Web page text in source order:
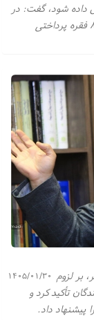
داده شود، گفت: در
مورد بسته حمایتی ۷۰۰ همتی برای صنعتگران حدود ۸۵ فقره پرداختی
۱۴۰۵/۰۱/۳۰ بر لزوم
تأکید کرد و
پیشنهاد داد.